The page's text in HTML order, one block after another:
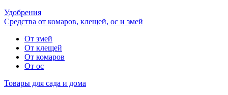
Удобрения
Средства от комаров, клещей, ос и змей
От змей
От клещей
От комаров
От ос
Товары для сада и дома